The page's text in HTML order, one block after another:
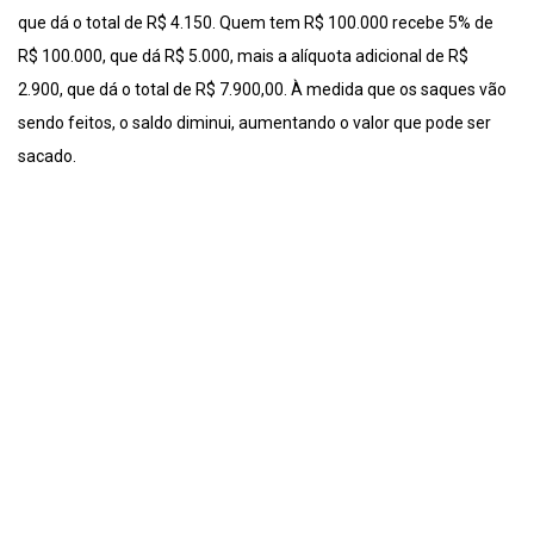
que dá o total de R$ 4.150. Quem tem R$ 100.000 recebe 5% de
R$ 100.000, que dá R$ 5.000, mais a alíquota adicional de R$
2.900, que dá o total de R$ 7.900,00. À medida que os saques vão
sendo feitos, o saldo diminui, aumentando o valor que pode ser
sacado.